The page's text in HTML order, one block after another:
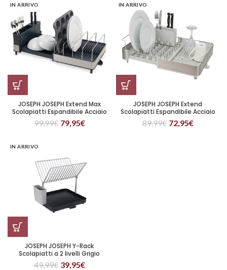
IN ARRIVO
JOSEPH JOSEPH Extend Max
Scolapiatti Espandibile Acciaio
99,99€ 79,95€
IN ARRIVO
JOSEPH JOSEPH Extend
Scolapiatti Espandibile Acciaio
89,99€ 72,95€
IN ARRIVO
JOSEPH JOSEPH Y-Rack
Scolapiatti a 2 livelli Grigio
49,99€ 39,95€